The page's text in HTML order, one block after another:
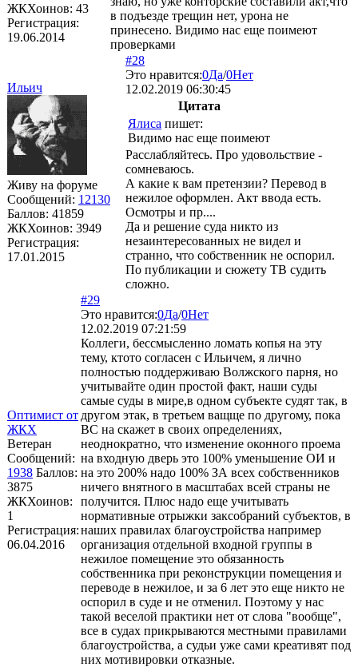
ЖКХоинов: 43
Регистрация:
19.06.2014
в подъезде трещин нет, урона не
принесено. Видимо нас еще поимеют
проверками
Ильич
Живу на форуме
Сообщений: 12130
Баллов: 41859
ЖКХоинов: 3949
Регистрация:
17.01.2015
#28
Это нравится:0Да/0Нет
12.02.2019 06:30:45
Цитата
Ялиса пишет:
Видимо нас еще поимеют
Расслабляйтесь. Про удовольствие -
сомневаюсь.
А какие к вам претензии? Перевод в
нежилое оформлен. Акт ввода есть.
Осмотры и пр....
Да и решение суда никто из
незаинтересованных не видел и
странно, что собственник не оспорил.
По публикации и сюжету ТВ судить
сложно.
Оптимист от
ЖКХ
Ветеран
Сообщений:
1938 Баллов:
3875
ЖКХоинов:
1
Регистрация:
06.04.2016
#29
Это нравится:0Да/0Нет
12.02.2019 07:21:59
Коллеги, бессмысленно ломать копья на эту
тему, ктото согласен с Ильичем, я лично
полностью поддерживаю Волжского парня, но
учитывайте один простой факт, наши суды
самые суды в мире,в одном субъекте судят так, в
другом этак, в третьем ващще по другому, пока
ВС на скажет в своих определениях,
неоднократно, что изменение оконного проема
на входную дверь это 100% уменьшение ОИ и
на это 200% надо 100% ЗА всех собственников
ничего внятного в масштабах всей страны не
получится. Плюс надо еще учитывать
нормативные отрыжки заксобраний субъектов, в
наших правилах благоустройства например
организация отдельной входной группы в
нежилое помещение это обязанность
собственника при реконструкции помещения и
переводе в нежилое, и за 6 лет это еще никто не
оспорил в суде и не отменил. Поэтому у нас
такой веселой практики нет от слова "вообще",
все в судах прикрываются местными правилами
благоустройства, а судьи уже сами креативят под
них мотивировки отказные.